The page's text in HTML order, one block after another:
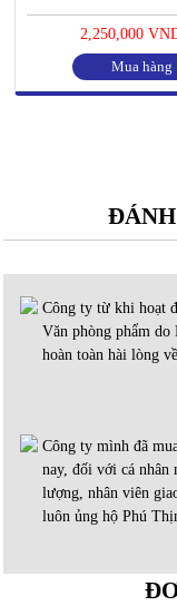
2,250,000
Mua hàng
Công ty từ khi hoạt
Văn phòng phẩm
hoàn toàn hài lòng
Công ty mình đã
nay, đối với cá nhân
lượng, nhân viên
luôn ủng hộ Phú